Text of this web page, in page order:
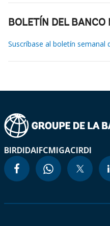
BOLETÍN DEL BANCO
Suscríbase al boletín semanal
BIRDIDAIFCMIGACIRDI